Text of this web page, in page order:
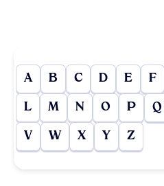
A B C D E F
L M N O P Q
V W X Y Z